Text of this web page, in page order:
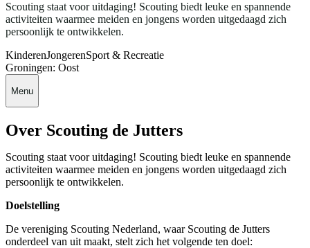
Scouting staat voor uitdaging! Scouting biedt leuke en spannende
activiteiten waarmee meiden en jongens worden uitgedaagd zich
persoonlijk te ontwikkelen.
KinderenJongerenSport & Recreatie
Groningen: Oost
Menu
Over Scouting de Jutters
Scouting staat voor uitdaging! Scouting biedt leuke en spannende
activiteiten waarmee meiden en jongens worden uitgedaagd zich
persoonlijk te ontwikkelen.
Doelstelling
De vereniging Scouting Nederland, waar Scouting de Jutters
onderdeel van uit maakt, stelt zich het volgende ten doel: